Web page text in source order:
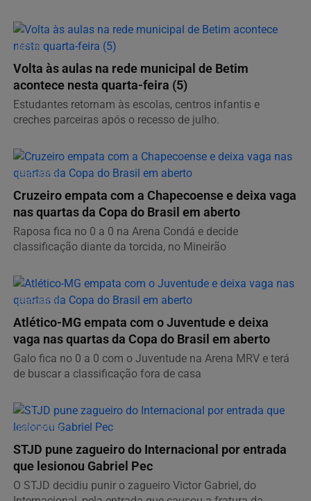
BETIM
Volta às aulas na rede municipal de Betim
acontece nesta quarta-feira (5)
Estudantes retornam às escolas, centros infantis e
creches parceiras após o recesso de julho.
ESPORTES
Cruzeiro empata com a Chapecoense e deixa vaga
nas quartas da Copa do Brasil em aberto
Raposa fica no 0 a 0 na Arena Condá e decide
classificação diante da torcida, no Mineirão
ESPORTES
Atlético-MG empata com o Juventude e deixa
vaga nas quartas da Copa do Brasil em aberto
Galo fica no 0 a 0 com o Juventude na Arena MRV e terá
de buscar a classificação fora de casa
ESPORTES
STJD pune zagueiro do Internacional por entrada
que lesionou Gabriel Pec
O STJD decidiu punir o zagueiro Victor Gabriel, do